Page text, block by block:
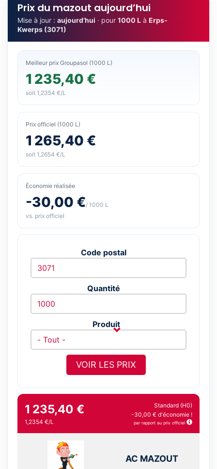
Prix du mazout aujourd’hui
Mise à jour : aujourd’hui · pour 1000 L à Erps-
Kwerps (3071)
Meilleur prix Groupasol (1000 L)
1 235,40 €
soit 1,2354 €/L
Prix officiel (1000 L)
1 265,40 €
soit 1,2654 €/L
Économie réalisée
-30,00 €/ 1000 L
vs. prix officiel
Code postal
Quantité
Produit
VOIR LES PRIX
1 235,40 €
1,2354 €/L
Standard (H0)
-30,00 € d'économie !
par rapport au prix officiel
AC MAZOUT